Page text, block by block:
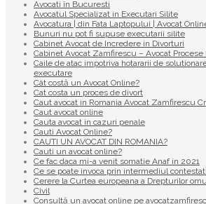
Avocati în Bucuresti
Avocatul Specializat in Executari Silite
Avocatura | din Fata Laptopului | Avocat
Bunuri nu pot fi supuse executarii silite
Cabinet Avocat de Incredere in Divorturi
Cabinet Avocat Zamfirescu – Avocat Procese
Caile de atac impotriva hotararii de
executare
Cât costă un Avocat Online?
Cat costa un proces de divort
Caut avocat in Romania Avocat Zamfirescu
Caut avocat online
Cauta avocat in cazuri penale
Cauti Avocat Online?
CAUTI UN AVOCAT DIN ROMANIA?
Cauti un avocat online?
Ce fac daca mi-a venit somatie Anaf in 2021
Ce se poate invoca prin intermediul
Cerere la Curtea europeana a Drepturilor
Civil
Consultă un avocat online pe